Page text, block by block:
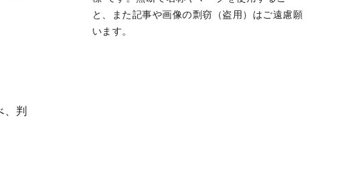
判
と、また記事や画像の剽窃（盗用）はご遠慮願
います。